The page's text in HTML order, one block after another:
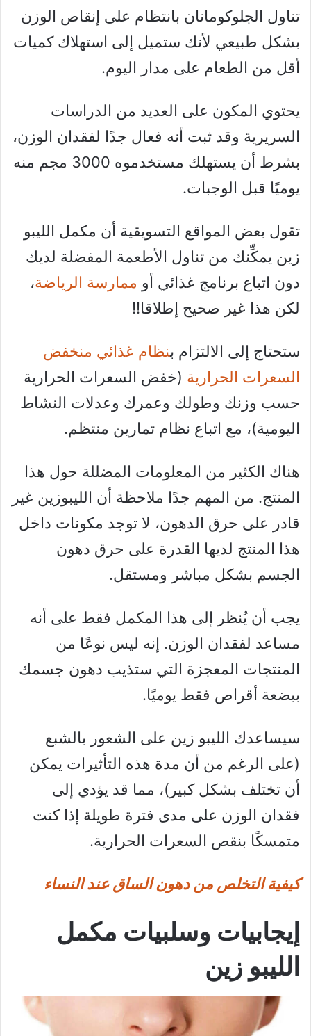
تناول الجلوكومانان بانتظام على إنقاص الوزن
بشكل طبيعي لأنك ستميل إلى استهلاك كميات
أقل من الطعام على مدار اليوم.
يحتوي المكون على العديد من الدراسات
السريرية وقد ثبت أنه فعال جدًا لفقدان الوزن،
بشرط أن يستهلك مستخدموه 3000 مجم منه
يوميًا قبل الوجبات.
تقول بعض المواقع التسويقية أن مكمل الليبو
زين يمكِّنك من تناول الأطعمة المفضلة لديك
دون اتباع برنامج غذائي أو ممارسة الرياضة،
لكن هذا غير صحيح إطلاقا!!
ستحتاج إلى الالتزام بنظام غذائي منخفض
السعرات الحرارية (خفض السعرات الحرارية
حسب وزنك وطولك وعمرك وعدلات النشاط
اليومية)، مع اتباع نظام تمارين منتظم.
هناك الكثير من المعلومات المضللة حول هذا
المنتج. من المهم جدًا ملاحظة أن الليبوزين غير
قادر على حرق الدهون، لا توجد مكونات داخل
هذا المنتج لديها القدرة على حرق دهون
الجسم بشكل مباشر ومستقل.
يجب أن يُنظر إلى هذا المكمل فقط على أنه
مساعد لفقدان الوزن. إنه ليس نوعًا من
المنتجات المعجزة التي ستذيب دهون جسمك
ببضعة أقراص فقط يوميًا.
سيساعدك الليبو زين على الشعور بالشبع
(على الرغم من أن مدة هذه التأثيرات يمكن
أن تختلف بشكل كبير)، مما قد يؤدي إلى
فقدان الوزن على مدى فترة طويلة إذا كنت
متمسكًا بنقص السعرات الحرارية.
كيفية التخلص من دهون الساق عند النساء
إيجابيات وسلبيات مكمل
الليبو زين